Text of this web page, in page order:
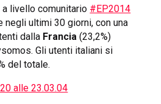
a livello comunitario #EP2014
ultimi 30 giorni, con una
dalla Francia (23,2%)
Gli utenti italiani si
del totale.